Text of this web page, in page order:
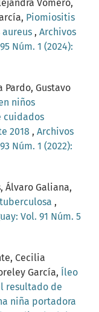
Vomero,
Piomiositis
, Archivos
Núm. 1 (2024):
Pardo, Gustavo
niños
cuidados
2018 , Archivos
Núm. 1 (2022):
Álvaro Galiana,
,
Vol. 91 Núm. 5
Cecilia
García, Íleo
resultado de
niña portadora